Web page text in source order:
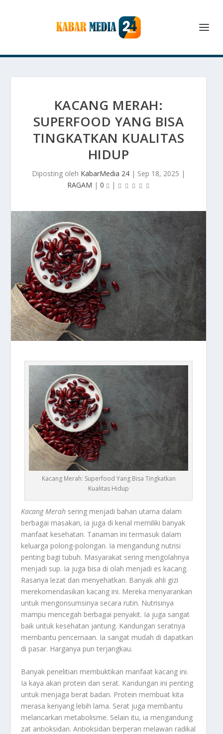
KACANG MERAH:
SUPERFOOD YANG BISA
TINGKATKAN KUALITAS
HIDUP
Diposting oleh KabarMedia 24 | Sep 18, 2025 |
RAGAM | 0 |
Kacang Merah: Superfood Yang Bisa Tingkatkan
Kualitas Hidup
Kacang Merah sering menjadi bahan utama dalam
berbagai masakan, ia juga di kenal memiliki banyak
manfaat kesehatan. Tanaman ini termasuk dalam
keluarga polong-polongan. Ia mengandung nutrisi
penting bagi tubuh. Masyarakat sering mengolahnya
menjadi sup. Ia juga bisa di olah menjadi es kacang.
Rasanya lezat dan menyehatkan. Banyak ahli gizi
merekomendasikan kacang ini. Mereka menyarankan
untuk mengonsumsinya secara rutin. Nutrisinya
mampu mencegah berbagai penyakit. Ia juga sangat
baik untuk kesehatan jantung. Kandungan seratnya
membantu pencernaan. Ia sangat mudah di dapatkan
di pasar. Harganya pun terjangkau.
Banyak penelitian membuktikan manfaat kacang ini.
Ia kaya akan protein dan serat. Kandungan ini penting
untuk menjaga berat badan. Protein membuat kita
merasa kenyang lebih lama. Serat juga membantu
melancarkan metabolisme. Selain itu, ia mengandung
zat antioksidan. Antioksidan berperan melawan radikal